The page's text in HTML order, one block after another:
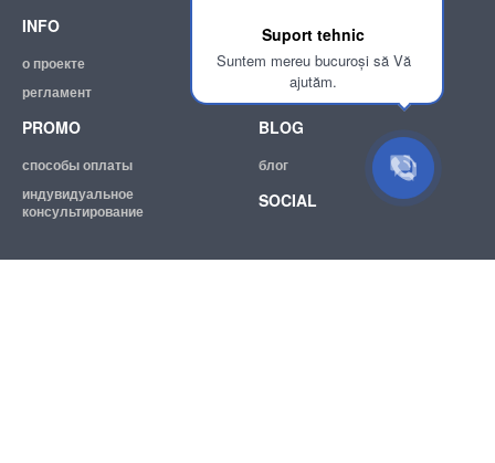
Suport tehnic
Suntem mereu bucuroși să Vă
ajutăm.
INFO
о проекте
регламент
SUPPORT
помощь
эл. почта:info@achizitii.md
PROMO
способы оплаты
индувидуальное
консультирование
BLOG
блог
SOCIAL